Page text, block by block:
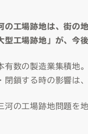
の工場跡地は、街の
型工場跡地」が、今
有数の製造業集積地。
閉鎖する時の影響は
河の工場跡地問題を